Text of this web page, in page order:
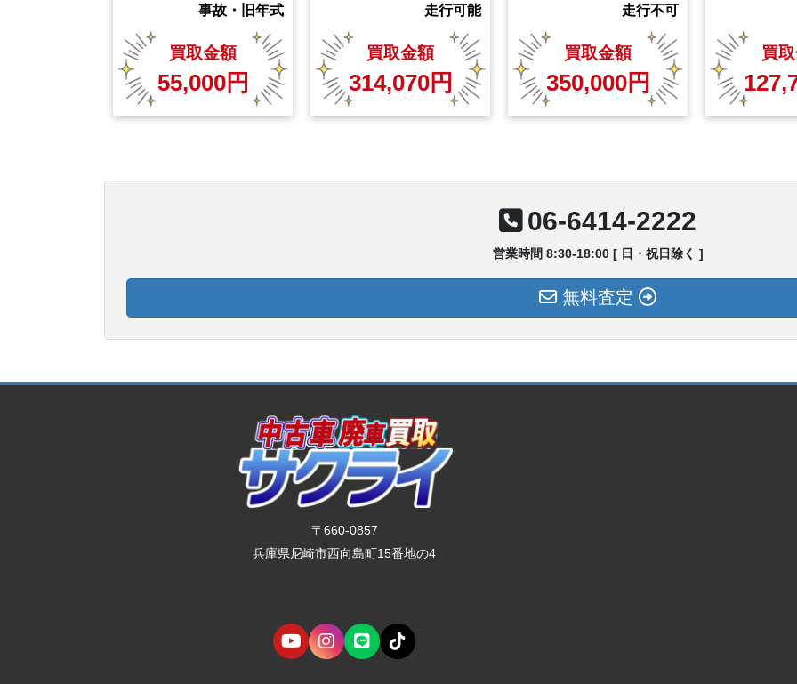
事故・旧年式
買取金額
55,000円
走行可能
買取金額
314,070円
走行不可
買取金額
350,000円
買
06-6414-2222
営業時間 8:30-18:00 [ 日・祝日除く ]
無料査定
〒660-0857
兵庫県尼崎市西向島町15番地の4